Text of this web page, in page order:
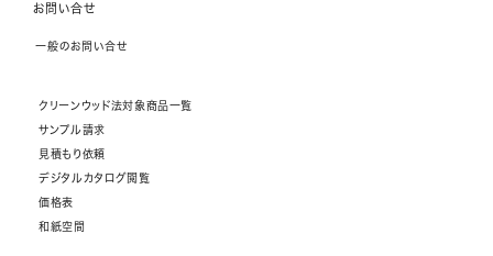
お問い合せ
一般のお問い合せ
クリーンウッド法対象商品一覧
サンプル請求
見積もり依頼
デジタルカタログ閲覧
価格表
和紙空間